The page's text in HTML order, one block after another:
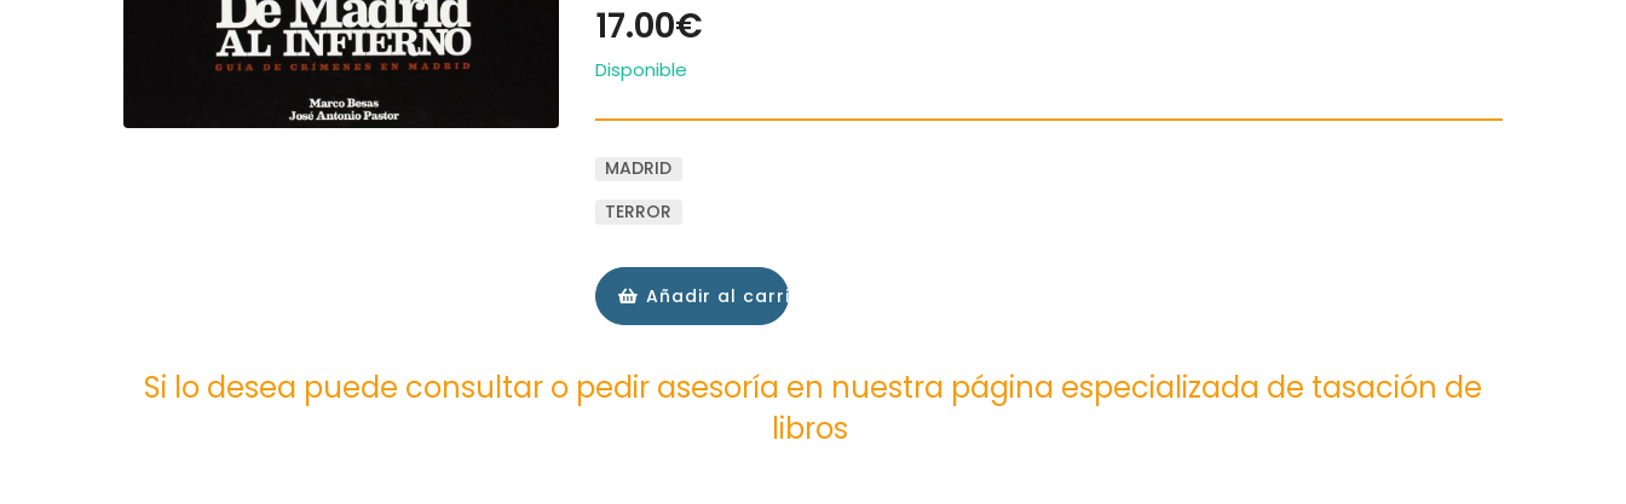
17.00€
Disponible
MADRID
TERROR
Añadir al carrito
Si lo desea puede consultar o pedir asesoría en nuestra página especializada de tasación de
libros